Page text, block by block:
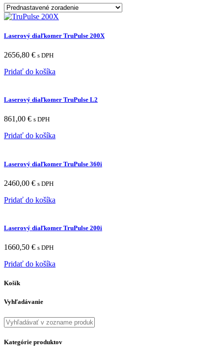
Laserový diaľkomer TruPulse 200X
2656,80 € s DPH
Pridať do košíka
Laserový diaľkomer TruPulse L2
861,00 € s DPH
Pridať do košíka
Laserový diaľkomer TruPulse 360i
2460,00 € s DPH
Pridať do košíka
Laserový diaľkomer TruPulse 200i
1660,50 € s DPH
Pridať do košíka
Košík
Vyhľadávanie
Kategórie produktov